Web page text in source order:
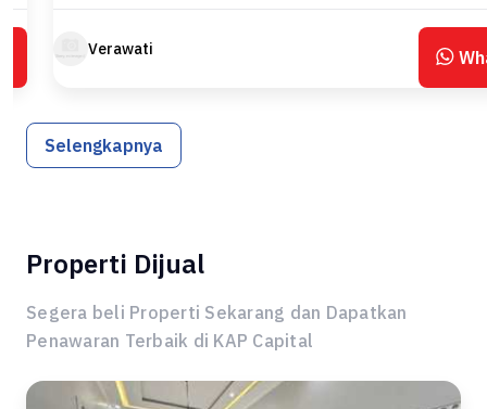
Verawati
Selengkapnya
Properti Dijual
Segera beli Properti Sekarang dan Dapatkan
Penawaran Terbaik di KAP Capital